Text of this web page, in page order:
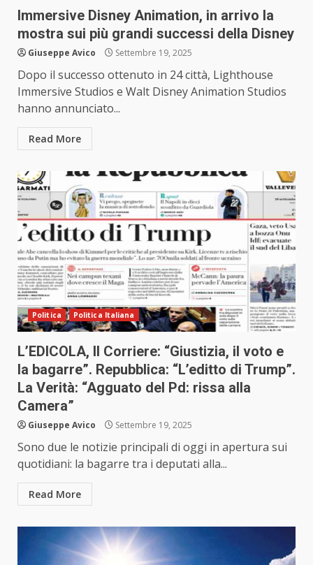
Immersive Disney Animation, in arrivo la
mostra sui più grandi successi della Disney
Giuseppe Avico Settembre 19, 2025
Dopo il successo ottenuto in 24 città, Lighthouse
Immersive Studios e Walt Disney Animation Studios
hanno annunciato...
Read More
Politica Politica Italiana
L’EDICOLA, Il Corriere: “Giustizia, il voto e
la bagarre”. Repubblica: “L’editto di Trump”.
La Verità: “Agguato del Pd: rissa alla
Camera”
Giuseppe Avico Settembre 19, 2025
Sono due le notizie principali di oggi in apertura sui
quotidiani: la bagarre tra i deputati alla...
Read More